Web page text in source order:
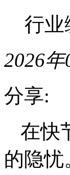
行业
2026
分享:
在快
的隐